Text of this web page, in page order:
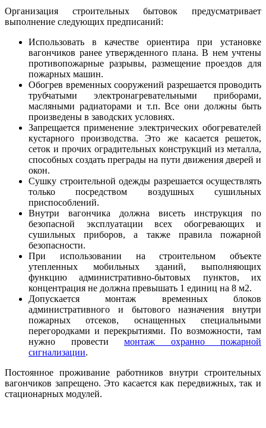
Организация строительных бытовок предусматривает
выполнение следующих предписаний:
Использовать в качестве ориентира при установке
вагончиков ранее утвержденного плана. В нем учтены
противопожарные разрывы, размещение проездов для
пожарных машин.
Обогрев временных сооружений разрешается проводить
трубчатыми электронагревательными приборами,
масляными радиаторами и т.п. Все они должны быть
произведены в заводских условиях.
Запрещается применение электрических обогревателей
кустарного производства. Это же касается решеток,
сеток и прочих оградительных конструкций из металла,
способных создать преграды на пути движения дверей и
окон.
Сушку строительной одежды разрешается осуществлять
только посредством воздушных сушильных
приспособлений.
Внутри вагончика должна висеть инструкция по
безопасной эксплуатации всех обогревающих и
сушильных приборов, а также правила пожарной
безопасности.
При использовании на строительном объекте
утепленных мобильных зданий, выполняющих
функцию административно-бытовых пунктов, их
концентрация не должна превышать 1 единиц на 8 м2.
Допускается монтаж временных блоков
административного и бытового назначения внутри
пожарных отсеков, оснащенных специальными
перегородками и перекрытиями. По возможности, там
нужно провести монтаж охранно пожарной
сигнализации.
Постоянное проживание работников внутри строительных
вагончиков запрещено. Это касается как передвижных, так и
стационарных модулей.